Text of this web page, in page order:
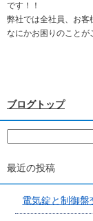
です！！
弊社では全社員、お客
なにかお困りのことが
ブログトップ
最近の投稿
電気錠と制御盤